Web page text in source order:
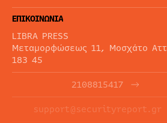
ΕΠΙΚΟΙΝΩΝΙΑ
LIBRA PRESS
Μεταμορφώσεως 11, Μοσχάτο
183 45
2108815417
support@securityreport.gr